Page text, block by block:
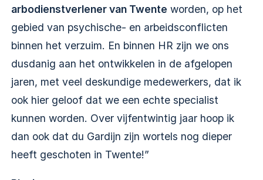
arbodienstverlener van Twente worden, op het
gebied van psychische- en arbeidsconflicten
binnen het verzuim. En binnen HR zijn we ons
dusdanig aan het ontwikkelen in de afgelopen
jaren, met veel deskundige medewerkers, dat ik
ook hier geloof dat we een echte specialist
kunnen worden. Over vijfentwintig jaar hoop ik
dan ook dat du Gardijn zijn wortels nog dieper
heeft geschoten in Twente!”